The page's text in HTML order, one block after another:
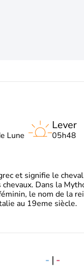
Lune
Lever
05h48
et signifie le
Dans la
le nom de la
au 19eme siècle.
- | -